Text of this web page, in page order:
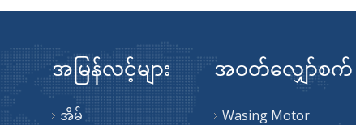
အမြန်လင့်များ
အိမ်
အဝတ်လျှော်စက်
Wasing Motor